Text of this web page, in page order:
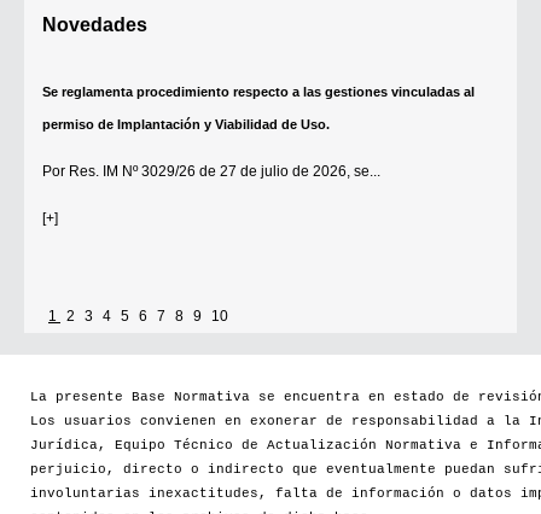
Novedades
Se reglamenta procedimiento respecto a las gestiones vinculadas al
permiso de Implantación y Viabilidad de Uso.
Por Res. IM Nº 3029/26 de 27 de julio de 2026, se...
[+]
1 2 3 4 5 6 7 8 9 10
La presente Base Normativa se encuentra en estado de
Los usuarios convienen en exonerar de responsabilidad a la
Jurídica, Equipo Técnico de Actualización Normativa e
perjuicio, directo o indirecto que eventualmente puedan
involuntarias inexactitudes, falta de información o datos